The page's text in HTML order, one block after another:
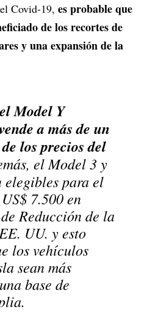
Covid-19, es probable que
de los recortes de
y una expansión de la
el Model Y
a más de un
los precios del
el Model 3 y
elegibles para el
7.500 en
Reducción de la
UU. y esto
los vehículos
sean más
base de